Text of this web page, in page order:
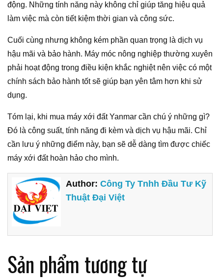
động. Những tính năng này không chỉ giúp tăng hiệu quả
làm việc mà còn tiết kiệm thời gian và công sức.
Cuối cùng nhưng không kém phần quan trọng là dịch vụ
hậu mãi và bảo hành. Máy móc nông nghiệp thường xuyên
phải hoạt động trong điều kiện khắc nghiệt nên việc có một
chính sách bảo hành tốt sẽ giúp bạn yên tâm hơn khi sử
dụng.
Tóm lại, khi mua máy xới đất Yanmar cần chú ý những gì?
Đó là công suất, tính năng đi kèm và dịch vụ hậu mãi. Chỉ
cần lưu ý những điểm này, bạn sẽ dễ dàng tìm được chiếc
máy xới đất hoàn hảo cho mình.
Author:Công Ty Tnhh Đầu Tư Kỹ
Thuật Đại Việt
Sản phẩm tương tự